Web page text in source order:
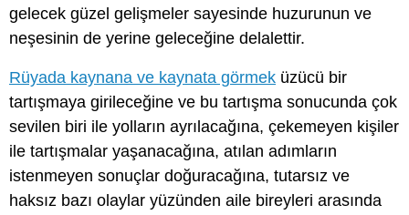
gelecek güzel gelişmeler sayesinde huzurunun ve
neşesinin de yerine geleceğine delalettir.
Rüyada kaynana ve kaynata görmek üzücü bir
tartışmaya girileceğine ve bu tartışma sonucunda çok
sevilen biri ile yolların ayrılacağına, çekemeyen kişiler
ile tartışmalar yaşanacağına, atılan adımların
istenmeyen sonuçlar doğuracağına, tutarsız ve
haksız bazı olaylar yüzünden aile bireyleri arasında